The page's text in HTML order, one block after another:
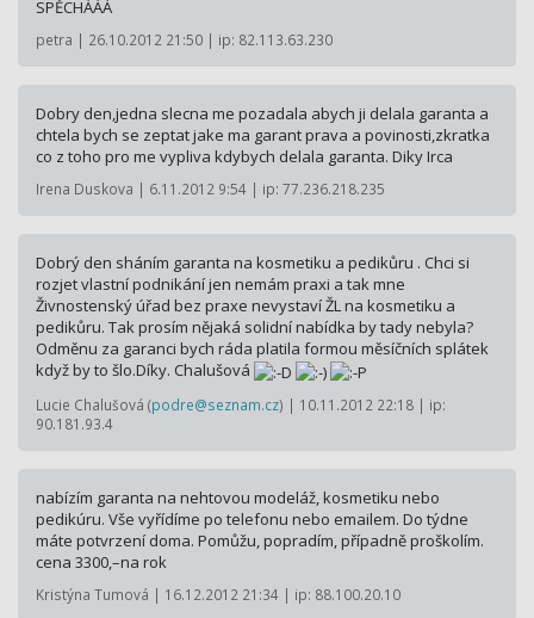
SPĚCHÁÁÁ
petra | 26.10.2012 21:50 | ip: 82.113.63.230
Dobry den,jedna slecna me pozadala abych ji delala garanta a
chtela bych se zeptat jake ma garant prava a povinosti,zkratka
co z toho pro me vypliva kdybych delala garanta. Diky Irca
Irena Duskova | 6.11.2012 9:54 | ip: 77.236.218.235
Dobrý den sháním garanta na kosmetiku a pedikůru . Chci si
rozjet vlastní podnikání jen nemám praxi a tak mne
Živnostenský úřad bez praxe nevystaví ŽL na kosmetiku a
pedikůru. Tak prosím nějaká solidní nabídka by tady nebyla?
Odměnu za garanci bych ráda platila formou měsíčních splátek
když by to šlo.Díky. Chalušová
Lucie Chalušová (podre@seznam.cz) | 10.11.2012 22:18 | ip:
90.181.93.4
nabízím garanta na nehtovou modeláž, kosmetiku nebo
pedikúru. Vše vyřídíme po telefonu nebo emailem. Do týdne
máte potvrzení doma. Pomůžu, popradím, případně proškolím.
cena 3300,–na rok
Kristýna Tumová | 16.12.2012 21:34 | ip: 88.100.20.10